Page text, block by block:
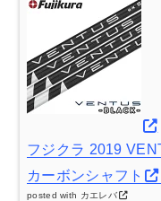
フジクラ 2019
カーボンシャフト
posted with カエレバ